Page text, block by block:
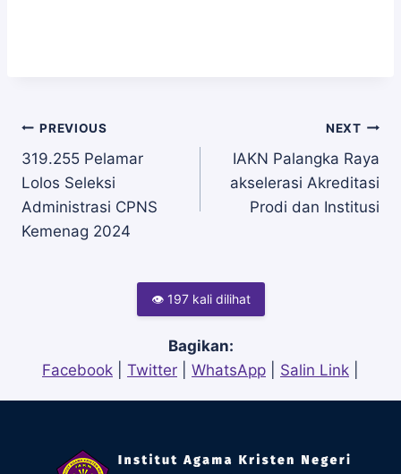
Navigasi
pos
PREVIOUS
319.255 Pelamar
Lolos Seleksi
Administrasi CPNS
Kemenag 2024
NEXT
IAKN Palangka Raya
akselerasi Akreditasi
Prodi dan Institusi
👁 197 kali dilihat
Bagikan:
Facebook
Twitter WhatsApp Salin Link